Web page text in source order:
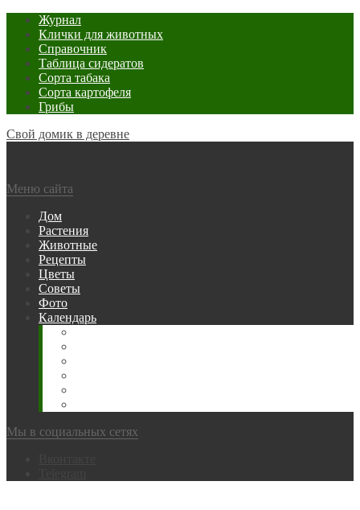
Журнал
Клички для животных
Справочник
Таблица сидератов
Сорта табака
Сорта картофеля
Грибы
Свой домик в деревне
Меню сайта
Дом
Растения
Животные
Рецепты
Цветы
Советы
Фото
Календарь
Мы в социальных сетях